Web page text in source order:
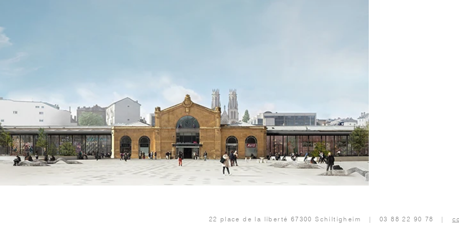
22 place de la liberté 67300 Schiltigheim | 03 88 22 90 78 |